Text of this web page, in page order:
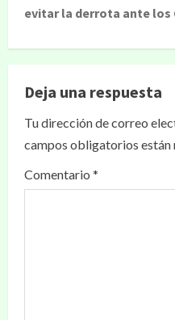
evitar la derrota ante los
Deja una respuesta
Tu dirección de correo
campos obligatorios están
Comentario *